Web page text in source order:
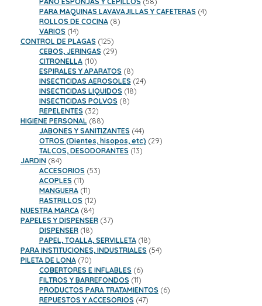
productos
PARA MAQUINAS LAVAVAJILLAS Y CAFETERAS 44
ROLLOS DE COCINA 88
VARIOS 1414
productos
CONTROL DE PLAGAS 125125
productos
CEBOS, JERINGAS 2929
CITRONELLA 1010
productos
ESPIRALES Y APARATOS 88
productos
INSECTICIDAS AEROSOLES 2424
INSECTICIDAS LIQUIDOS 1818
INSECTICIDAS POLVOS 88
REPELENTES 3232
productos
HIGIENE PERSONAL 8888
productos
JABONES Y SANITIZANTES 4444
productos
OTROS (Dientes, hisopos, etc) 2929
TALCOS, DESODORANTES 1313
JARDIN 8484
productos
ACCESORIOS 5353
ACOPLES 1111
productos
MANGUERA 1111
productos
RASTRILLOS 1212
productos
NUESTRA MARCA 8484
productos
PAPELES Y DISPENSER 3737
DISPENSER 1818
productos
PAPEL, TOALLA, SERVILLETA 1818
productos
PARA INSTITUCIONES, INDUSTRIALES 5454
PILETA DE LONA 7070
productos
COBERTORES E INFLABLES 66
productos
FILTROS Y BARREFONDOS 1111
productos
PRODUCTOS PARA TRATAMIENTOS 66
REPUESTOS Y ACCESORIOS 4747